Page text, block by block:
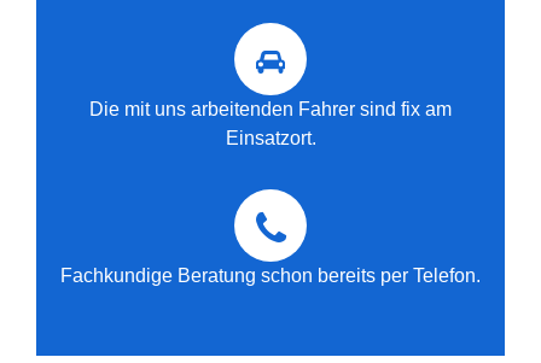
Die mit uns arbeitenden Fahrer sind fix am
Einsatzort.
Fachkundige Beratung schon bereits per Telefon.